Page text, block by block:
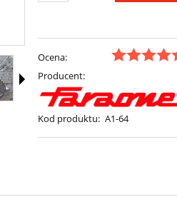
Ocena:
Producent:
Kod produktu: A1-64